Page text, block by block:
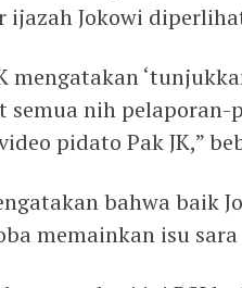
ijazah Jokowi
mengatakan
semua nih
pidato Pak JK,”
bahwa baik
memainkan isu